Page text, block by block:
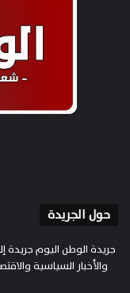
حول الجريدة
جريدة الوطن اليوم جريدة
والأخبار السياسية